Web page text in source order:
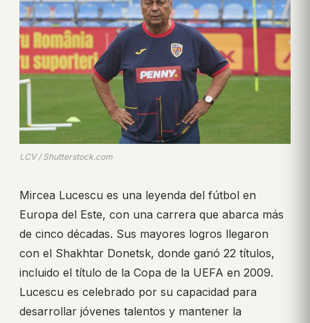
LCV / Shutterstock.com
Mircea Lucescu es una leyenda del fútbol en
Europa del Este, con una carrera que abarca más
de cinco décadas. Sus mayores logros llegaron
con el Shakhtar Donetsk, donde ganó 22 títulos,
incluido el título de la Copa de la UEFA en 2009.
Lucescu es celebrado por su capacidad para
desarrollar jóvenes talentos y mantener la